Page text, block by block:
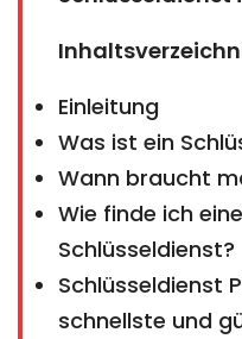
Einleitung
Was ist ein
Wann braucht
Wie finde ich
Schlüsseldienst?
Schlüsseldienst
schnellste und